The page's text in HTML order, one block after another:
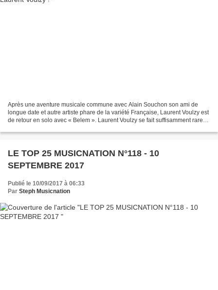
Après une aventure musicale commune avec Alain Souchon son ami de
longue date et autre artiste phare de la variété Française, Laurent Voulzy est
de retour en solo avec « Belem ». Laurent Voulzy se fait suffisamment rare
LE TOP 25 MUSICNATION N°118 - 10
SEPTEMBRE 2017
Publié le 10/09/2017 à 06:33
Par Steph Musicnation